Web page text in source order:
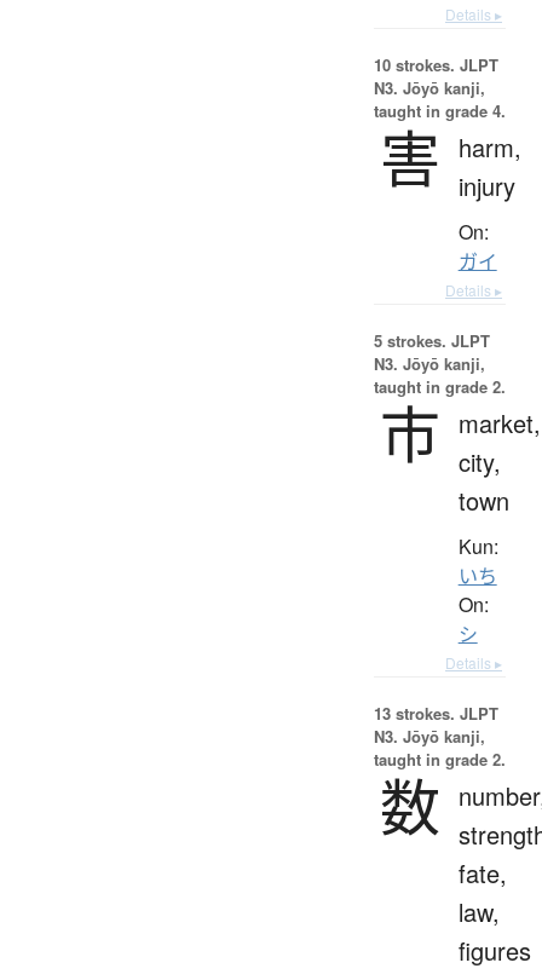
Details ▸
10 strokes. JLPT
N3. Jōyō kanji,
taught in grade 4.
害
harm,
injury
On:
ガイ
Details ▸
5 strokes. JLPT
N3. Jōyō kanji,
taught in grade 2.
市
market,
city,
town
Kun:
いち
On:
シ
Details ▸
13 strokes. JLPT
N3. Jōyō kanji,
taught in grade 2.
数
fate,
law,
figures